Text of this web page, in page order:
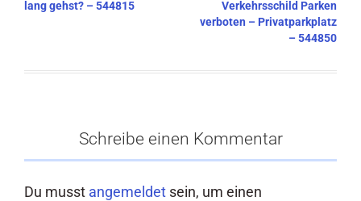
lang gehst? – 544815
Verkehrsschild Parken
verboten – Privatparkplatz
– 544850
Schreibe einen Kommentar
Du musst angemeldet sein, um einen